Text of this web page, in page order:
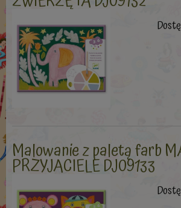
Malowanie z paletą farb
PRZYJACIELE DJ09133